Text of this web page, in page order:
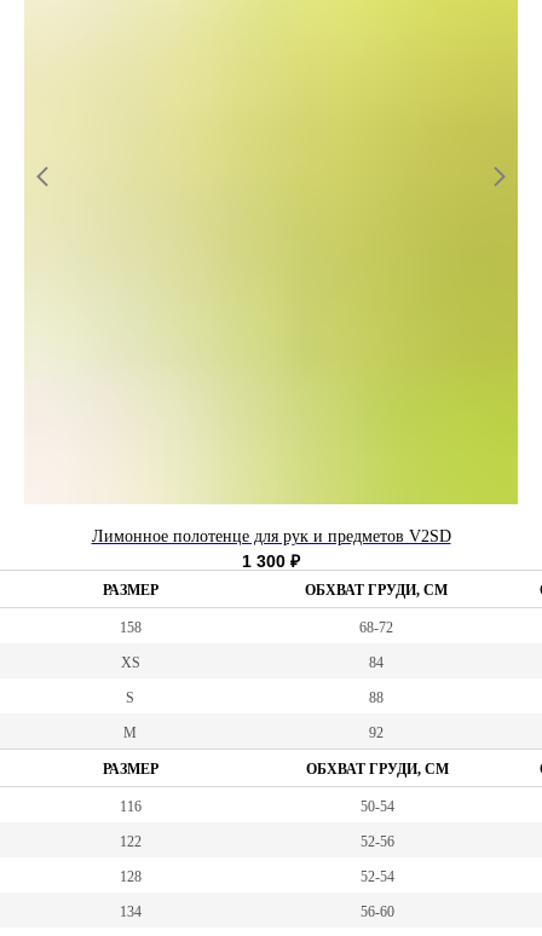
Лимонное полотенце для рук и предметов V2SD
1 300 ₽
РАЗМЕР ОБХВАТ ГРУДИ, СМ
158 68-72
XS 84
S 88
M 92
РАЗМЕР ОБХВАТ ГРУДИ, СМ
116 50-54
122 52-56
128 52-54
134 56-60